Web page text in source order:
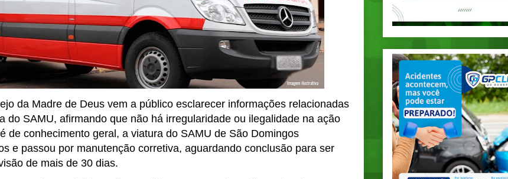
da Madre de Deus vem a público esclarecer informações relacionadas
do SAMU, afirmando que não há irregularidade ou ilegalidade na ação
de conhecimento geral, a viatura do SAMU de São Domingos
e passou por manutenção corretiva, aguardando conclusão para ser
de mais de 30 dias.